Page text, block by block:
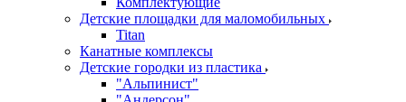
Детские площадки для маломобильных
Titan
Канатные комплексы
Детские городки из пластика
"Альпинист"